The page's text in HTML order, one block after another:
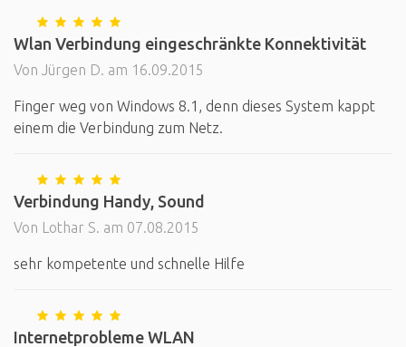
Wlan Verbindung eingeschränkte Konnektivität
Von Jürgen D. am 16.09.2015
Finger weg von Windows 8.1, denn dieses System kappt
einem die Verbindung zum Netz.
Verbindung Handy, Sound
Von Lothar S. am 07.08.2015
sehr kompetente und schnelle Hilfe
Internetprobleme WLAN